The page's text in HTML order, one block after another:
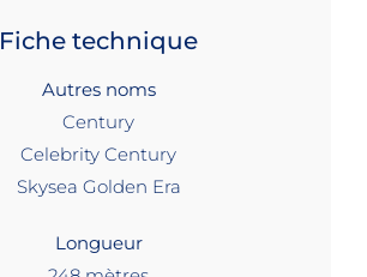
Fiche technique
Autres noms
Century
Celebrity Century
Skysea Golden Era
Longueur